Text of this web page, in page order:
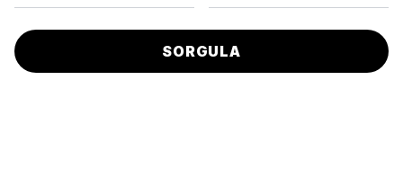
SORGULA